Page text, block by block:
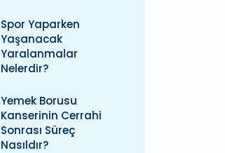
Spor Yaparken
Yaşanacak
Yaralanmalar
Nelerdir?
Yemek Borusu
Kanserinin Cerrahi
Sonrası Süreç
Nasıldır?